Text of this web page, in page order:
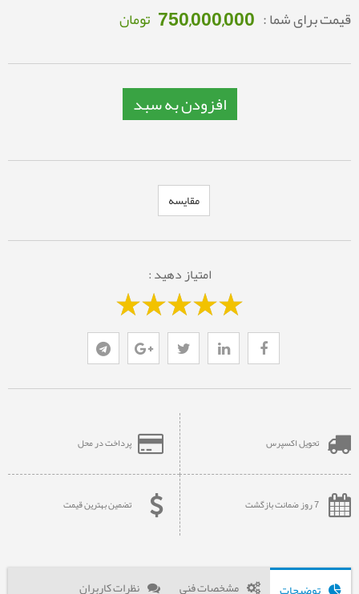
قیمت برای شما : 750,000,000 تومان
افزودن به سبد
مقایسه
امتیاز دهید :
تحویل اکسپرس پرداخت در محل
7 روز ضمانت بازگشت تضمین بهترین قیمت
مشخصات فنی نظرات کاربران